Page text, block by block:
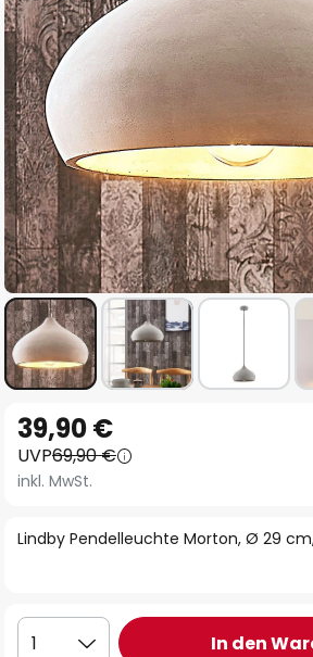
Anfang
der
Bildgalerie
Lindby Pendelleuchte Morton, Ø 29
39,90 €
UVP69,90 €
inkl. MwSt.
1 In den